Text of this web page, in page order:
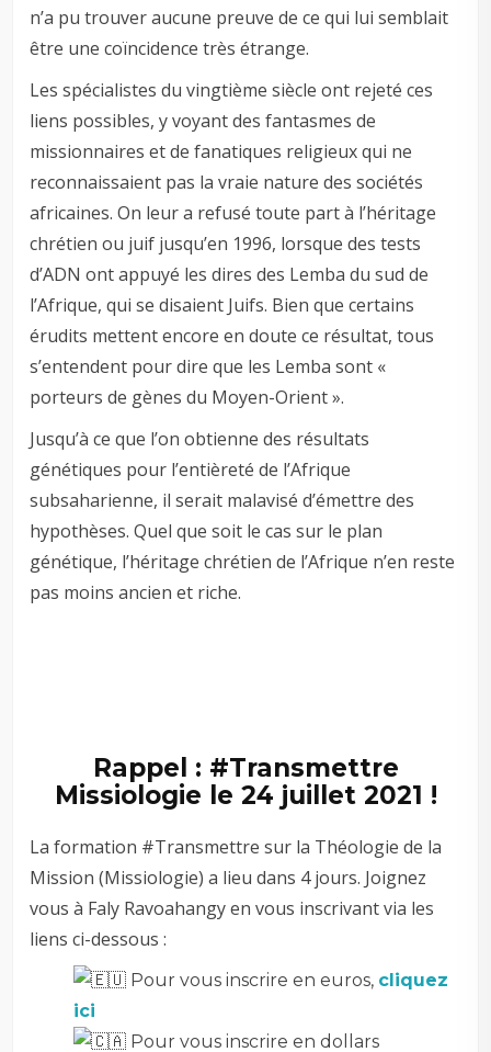
n’a pu trouver aucune preuve de ce qui lui semblait
être une coïncidence très étrange.
Les spécialistes du vingtième siècle ont rejeté ces
liens possibles, y voyant des fantasmes de
missionnaires et de fanatiques religieux qui ne
reconnaissaient pas la vraie nature des sociétés
africaines. On leur a refusé toute part à l’héritage
chrétien ou juif jusqu’en 1996, lorsque des tests
d’ADN ont appuyé les dires des Lemba du sud de
l’Afrique, qui se disaient Juifs. Bien que certains
érudits mettent encore en doute ce résultat, tous
s’entendent pour dire que les Lemba sont «
porteurs de gènes du Moyen-Orient ».
Jusqu’à ce que l’on obtienne des résultats
génétiques pour l’entièreté de l’Afrique
subsaharienne, il serait malavisé d’émettre des
hypothèses. Quel que soit le cas sur le plan
génétique, l’héritage chrétien de l’Afrique n’en reste
pas moins ancien et riche.
Rappel : #Transmettre
Missiologie le 24 juillet 2021 !
La formation #Transmettre sur la Théologie de la
Mission (Missiologie) a lieu dans 4 jours. Joignez
vous à Faly Ravoahangy en vous inscrivant via les
liens ci-dessous :
Pour vous inscrire en euros, cliquez
ici
Pour vous inscrire en dollars